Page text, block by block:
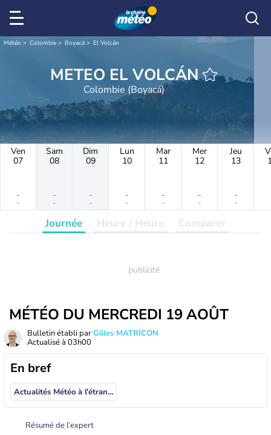
Météo Colombie Boyacá El Volcán
METEO EL VOLCÁN
Colombie (Boyacá)
Ven
07
-
-
Sam
08
-
-
Dim
09
-
-
Lun
10
-
-
Mar
11
-
-
Mer
12
-
-
Jeu
13
-
-
Journée Heure / Heure Comparer
MÉTÉO DU MERCREDI 19 AOÛT
Bulletin établi parGilles MATRICON
Actualisé à 03h00
En bref
Actualités Météo à l'étranger
Résumé de l’expert